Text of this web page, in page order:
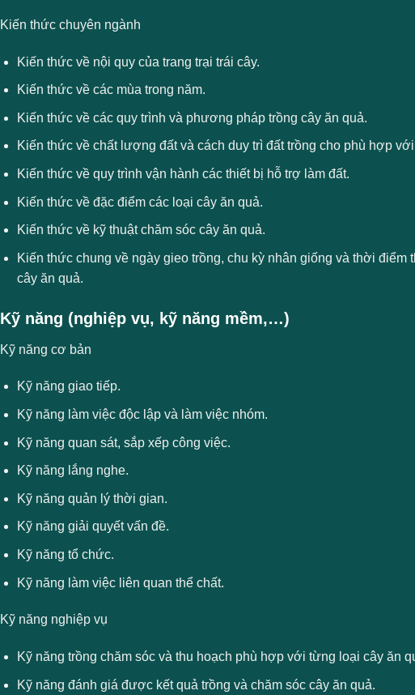
Kiến thức chuyên ngành
Kiến thức về nội quy của trang trại trái cây.
Kiến thức về các mùa trong năm.
Kiến thức về các quy trình và phương pháp trồng cây ăn quả.
Kiến thức về chất lượng đất và cách duy trì đất trồng cho phù hợp
Kiến thức về quy trình vận hành các thiết bị hỗ trợ làm đất.
Kiến thức về đặc điểm các loại cây ăn quả.
Kiến thức về kỹ thuật chăm sóc cây ăn quả.
Kiến ​​thức chung về ngày gieo trồng, chu kỳ nhân giống và thời
cây ăn quả.
Kỹ năng (nghiệp vụ, kỹ năng mềm,…)
Kỹ năng cơ bản
Kỹ năng giao tiếp.
Kỹ năng làm việc độc lập và làm việc nhóm.
Kỹ năng quan sát, sắp xếp công việc.
Kỹ năng lắng nghe.
Kỹ năng quản lý thời gian.
Kỹ năng giải quyết vấn đề.
Kỹ năng tổ chức.
Kỹ năng làm việc liên quan thể chất.
Kỹ năng nghiệp vụ
Kỹ năng trồng chăm sóc và thu hoạch phù hợp với từng loại cây ăn
Kỹ năng đánh giá được kết quả trồng và chăm sóc cây ăn quả.